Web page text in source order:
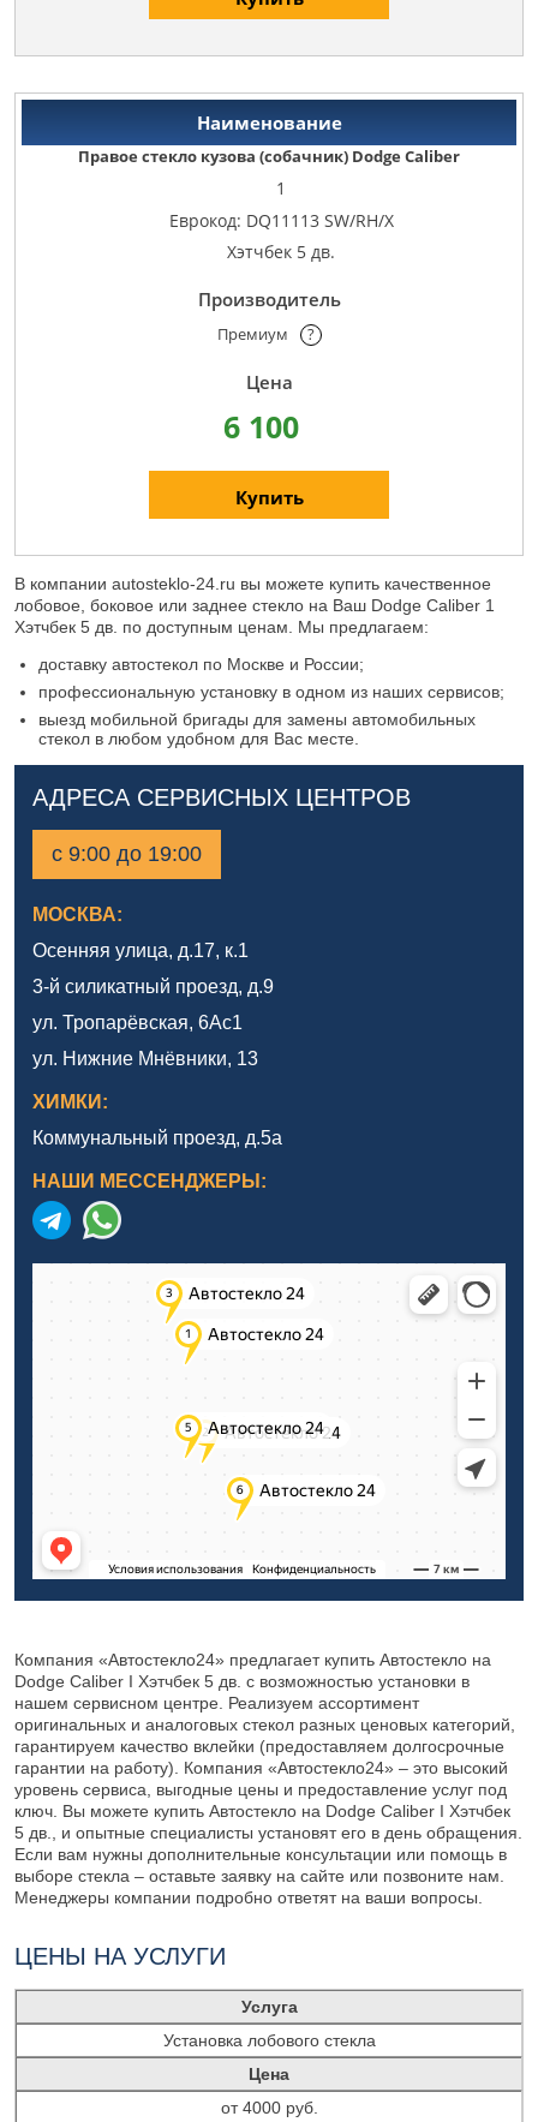
Правое стекло кузова (собачник) Dodge Caliber
1
Еврокод: DQ11113 SW/RH/X
Хэтчбек 5 дв.
Премиум ?
6 100
Купить
В компании autosteklo-24.ru вы можете купить качественное
лобовое, боковое или заднее стекло на Ваш Dodge Caliber 1
Хэтчбек 5 дв. по доступным ценам. Мы предлагаем:
доставку автостекол по Москве и России;
профессиональную установку в одном из наших сервисов;
выезд мобильной бригады для замены автомобильных
стекол в любом удобном для Вас месте.
АДРЕСА СЕРВИСНЫХ ЦЕНТРОВ
с 9:00 до 19:00
МОСКВА:
Осенняя улица, д.17, к.1
3-й силикатный проезд, д.9
ул. Тропарёвская, 6Ас1
ул. Нижние Мнёвники, 13
ХИМКИ:
Коммунальный проезд, д.5а
НАШИ МЕССЕНДЖЕРЫ:
Компания «Автостекло24» предлагает купить Автостекло на
Dodge Caliber I Хэтчбек 5 дв. с возможностью установки в
нашем сервисном центре. Реализуем ассортимент
оригинальных и аналоговых стекол разных ценовых категорий,
гарантируем качество вклейки (предоставляем долгосрочные
гарантии на работу). Компания «Автостекло24» – это высокий
уровень сервиса, выгодные цены и предоставление услуг под
ключ. Вы можете купить Автостекло на Dodge Caliber I Хэтчбек
5 дв., и опытные специалисты установят его в день обращения.
Если вам нужны дополнительные консультации или помощь в
выборе стекла – оставьте заявку на сайте или позвоните нам.
Менеджеры компании подробно ответят на ваши вопросы.
ЦЕНЫ НА УСЛУГИ
Услуга
Установка лобового стекла
Цена
от 4000 руб.